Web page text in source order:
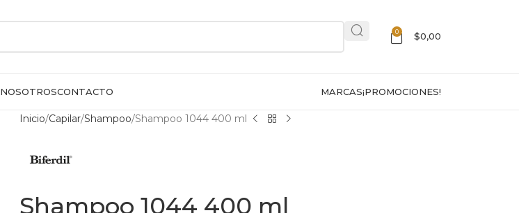
0 $0,00
NOSOTROSCONTACTO MARCAS¡PROMOCIONES!
Inicio Capilar Shampoo Shampoo 1044 400 ml
Shampoo 1044 400 ml